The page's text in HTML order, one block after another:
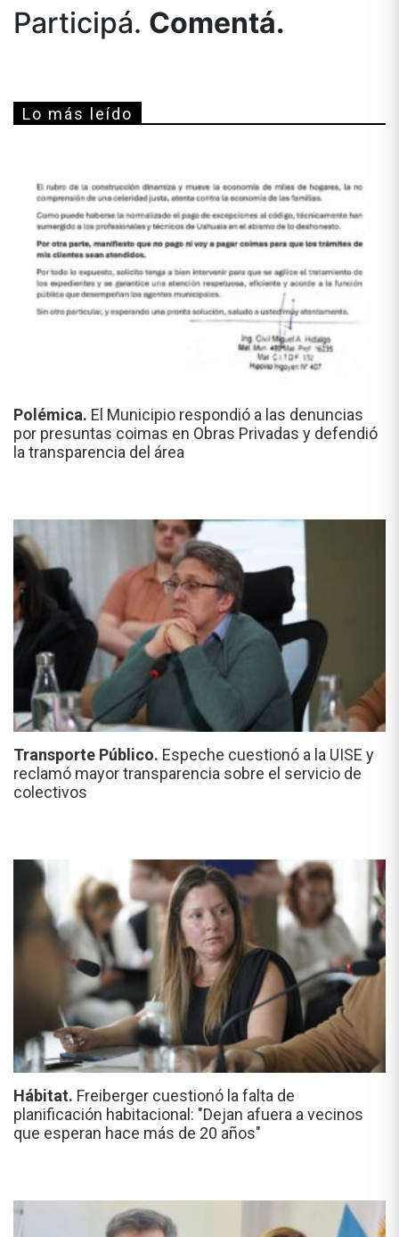
Participá. Comentá.
Lo más leído
Polémica. El Municipio respondió a las denuncias
por presuntas coimas en Obras Privadas y defendió
la transparencia del área
Transporte Público. Espeche cuestionó a la UISE y
reclamó mayor transparencia sobre el servicio de
colectivos
Hábitat. Freiberger cuestionó la falta de
planificación habitacional: "Dejan afuera a vecinos
que esperan hace más de 20 años"